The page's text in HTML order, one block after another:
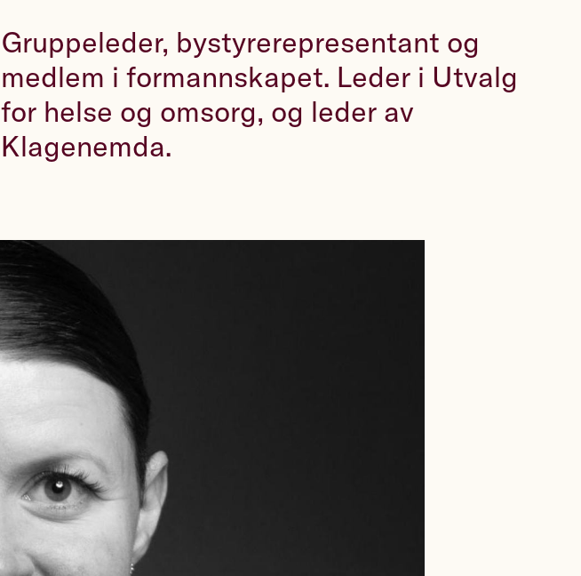
Gruppeleder, bystyrerepresentant og
medlem i formannskapet. Leder i Utvalg
for helse og omsorg, og leder av
Klagenemda.